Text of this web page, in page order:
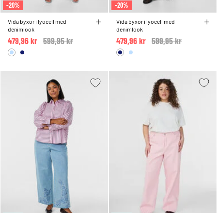
-20%
Vida byxor i lyocell med
denimlook
Price reduced from
599,95 kr
479,96 kr
-20%
Vida byxor i lyocell med
denimlook
Price reduced from
599,95 kr
479,96 kr